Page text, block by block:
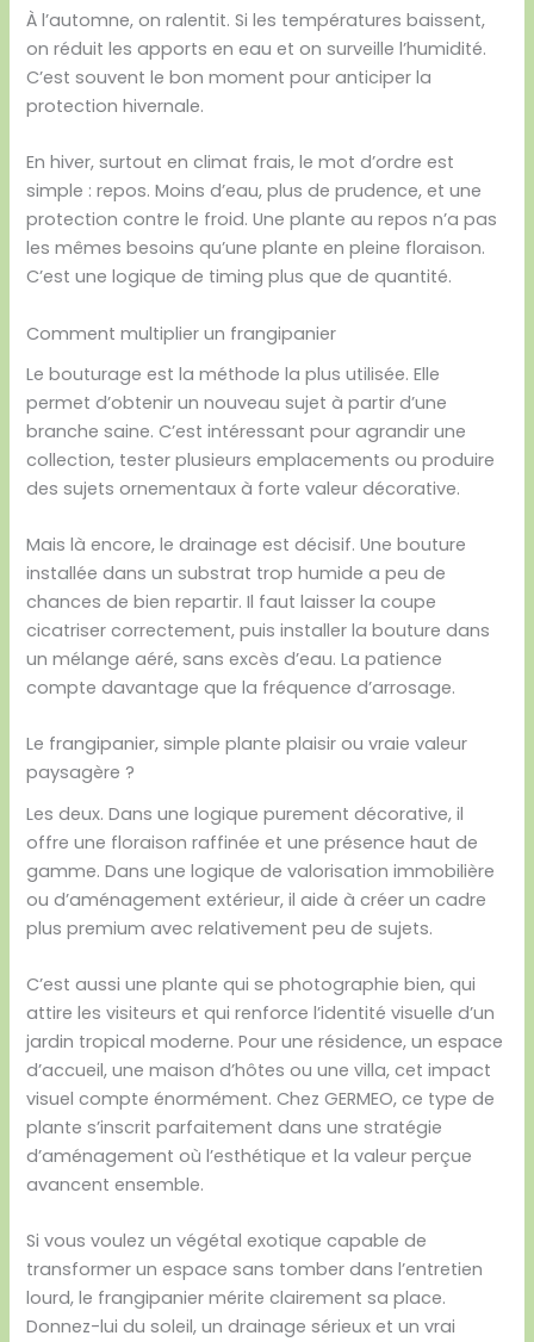
À l’automne, on ralentit. Si les températures baissent,
on réduit les apports en eau et on surveille l’humidité.
C’est souvent le bon moment pour anticiper la
protection hivernale.
En hiver, surtout en climat frais, le mot d’ordre est
simple : repos. Moins d’eau, plus de prudence, et une
protection contre le froid. Une plante au repos n’a pas
les mêmes besoins qu’une plante en pleine floraison.
C’est une logique de timing plus que de quantité.
Comment multiplier un frangipanier
Le bouturage est la méthode la plus utilisée. Elle
permet d’obtenir un nouveau sujet à partir d’une
branche saine. C’est intéressant pour agrandir une
collection, tester plusieurs emplacements ou produire
des sujets ornementaux à forte valeur décorative.
Mais là encore, le drainage est décisif. Une bouture
installée dans un substrat trop humide a peu de
chances de bien repartir. Il faut laisser la coupe
cicatriser correctement, puis installer la bouture dans
un mélange aéré, sans excès d’eau. La patience
compte davantage que la fréquence d’arrosage.
Le frangipanier, simple plante plaisir ou vraie valeur
paysagère ?
Les deux. Dans une logique purement décorative, il
offre une floraison raffinée et une présence haut de
gamme. Dans une logique de valorisation immobilière
ou d’aménagement extérieur, il aide à créer un cadre
plus premium avec relativement peu de sujets.
C’est aussi une plante qui se photographie bien, qui
attire les visiteurs et qui renforce l’identité visuelle d’un
jardin tropical moderne. Pour une résidence, un espace
d’accueil, une maison d’hôtes ou une villa, cet impact
visuel compte énormément. Chez GERMEO, ce type de
plante s’inscrit parfaitement dans une stratégie
d’aménagement où l’esthétique et la valeur perçue
avancent ensemble.
Si vous voulez un végétal exotique capable de
transformer un espace sans tomber dans l’entretien
lourd, le frangipanier mérite clairement sa place.
Donnez-lui du soleil, un drainage sérieux et un vrai